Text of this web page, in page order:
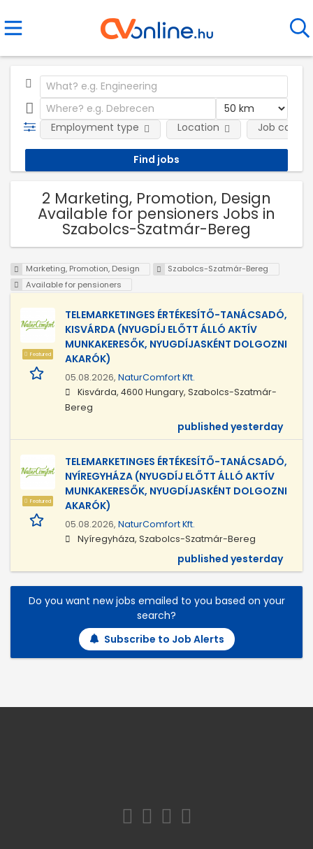
Employment type Location Job
2 Marketing, Promotion, Design
Available for pensioners Jobs in
Szabolcs-Szatmár-Bereg
Marketing, Promotion, Design
Szabolcs-Szatmár-Bereg
Available for pensioners
Featured
TELEMARKETINGES ÉRTÉKESÍTŐ-TANÁCSADÓ,
KISVÁRDA (NYUGDÍJ ELŐTT ÁLLÓ AKTÍV
MUNKAKERESŐK, NYUGDÍJASKÉNT DOLGOZNI
AKARÓK)
05.08.2026, NaturComfort Kft.
Kisvárda, 4600 Hungary, Szabolcs-Szatmár-
Bereg
published yesterday
Featured
TELEMARKETINGES ÉRTÉKESÍTŐ-TANÁCSADÓ,
NYÍREGYHÁZA (NYUGDÍJ ELŐTT ÁLLÓ AKTÍV
MUNKAKERESŐK, NYUGDÍJASKÉNT DOLGOZNI
AKARÓK)
05.08.2026, NaturComfort Kft.
Nyíregyháza, Szabolcs-Szatmár-Bereg
published yesterday
Do you want new jobs emailed to you based on your
search?
Subscribe to Job Alerts